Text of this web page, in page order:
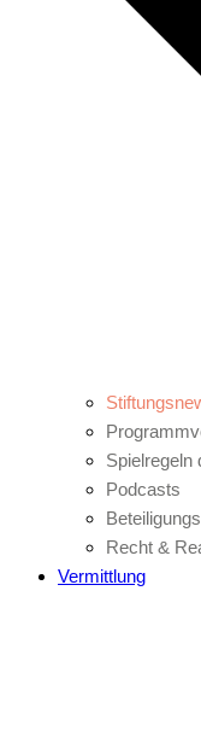
Spielregeln
Podcasts
Recht &
Vermittlung